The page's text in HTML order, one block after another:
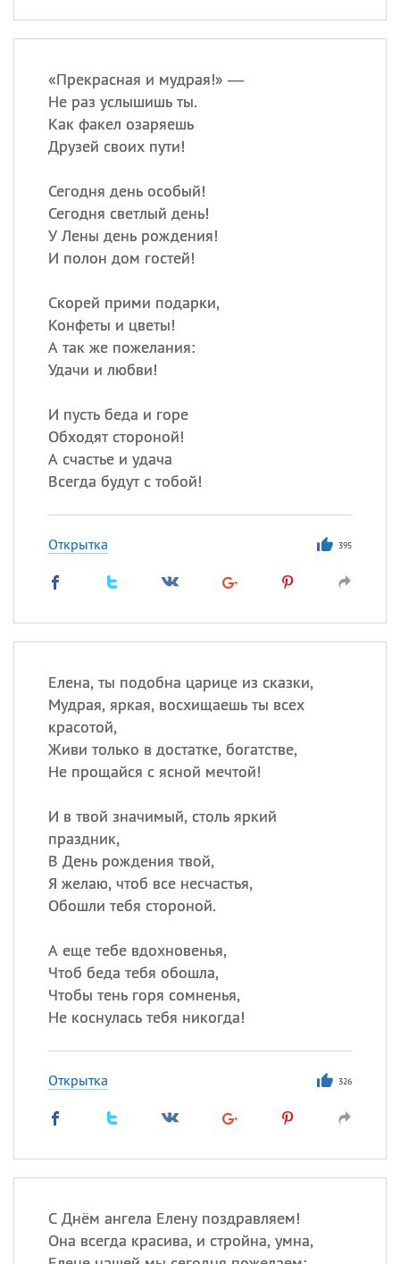
«Прекрасная и мудрая!» —
Не раз услышишь ты.
Как факел озаряешь
Друзей своих пути!
Сегодня день особый!
Сегодня светлый день!
У Лены день рождения!
И полон дом гостей!
Скорей прими подарки,
Конфеты и цветы!
А так же пожелания:
Удачи и любви!
И пусть беда и горе
Обходят стороной!
А счастье и удача
Всегда будут с тобой!
Открытка 395
Елена, ты подобна царице из сказки,
Мудрая, яркая, восхищаешь ты всех
красотой,
Живи только в достатке, богатстве,
Не прощайся с ясной мечтой!
И в твой значимый, столь яркий
праздник,
В День рождения твой,
Я желаю, чтоб все несчастья,
Обошли тебя стороной.
А еще тебе вдохновенья,
Чтоб беда тебя обошла,
Чтобы тень горя сомненья,
Не коснулась тебя никогда!
Открытка 326
С Днём ангела Елену поздравляем!
Она всегда красива, и стройна, умна,